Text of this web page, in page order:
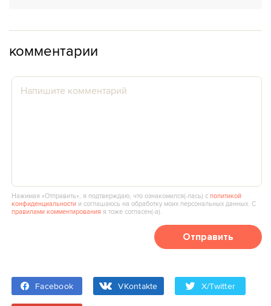
комментарии
Нажимая «Отправить», я подтверждаю, что ознакомился(‑лась) сполитикой
конфиденциальности и соглашаюсь на обработку моих персональных данных. С
правилами комментирования я тоже согласен(‑а).
Отправить
Facebook VKontakte X/Twitter